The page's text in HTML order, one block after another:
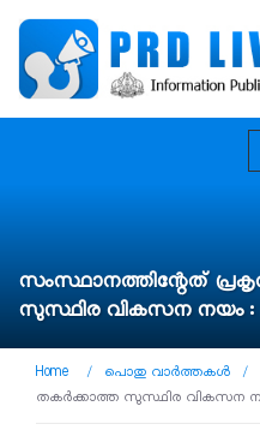
സംസ്ഥാനത്തിന്റേത്
സുസ്ഥിര വികസന നയം :
Home / പൊതു വാർത്തകൾ /
തകർക്കാത്ത സുസ്ഥിര വികസന